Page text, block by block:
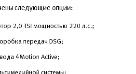
следующие опции:
2,0 TSI мощностью 220 л.с.;
передач DSG;
4Motion Active;
системы;